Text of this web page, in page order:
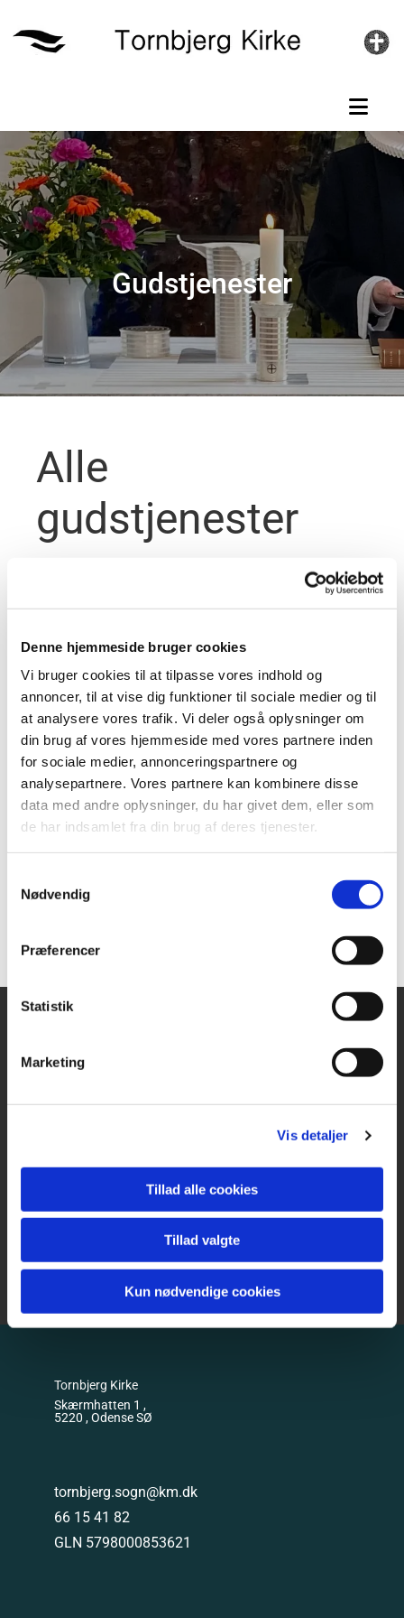
Denne hjemmeside bruger cookies
Vi bruger cookies til at tilpasse vores indhold og
annoncer, til at vise dig funktioner til sociale medier og til
at analysere vores trafik. Vi deler også oplysninger om
din brug af vores hjemmeside med vores partnere inden
for sociale medier, annonceringspartnere og
analysepartnere. Vores partnere kan kombinere disse
data med andre oplysninger, du har givet dem, eller som
de har indsamlet fra din brug af deres tjenester.
Nødvendig
Præferencer
Statistik
Marketing
Vis detaljer
Tillad alle cookies
Tillad valgte
Kun nødvendige cookies
Gudstjenester
Alle
gudstjenester
"I min Faders hus er
der mange boliger."
Johannesevangeliet 14, vers 2
Tornbjerg Kirke
Skærmhatten 1 ,
5220 , Odense SØ
tornbjerg.sogn@km.dk
66 15 41 82
GLN 5798000853621